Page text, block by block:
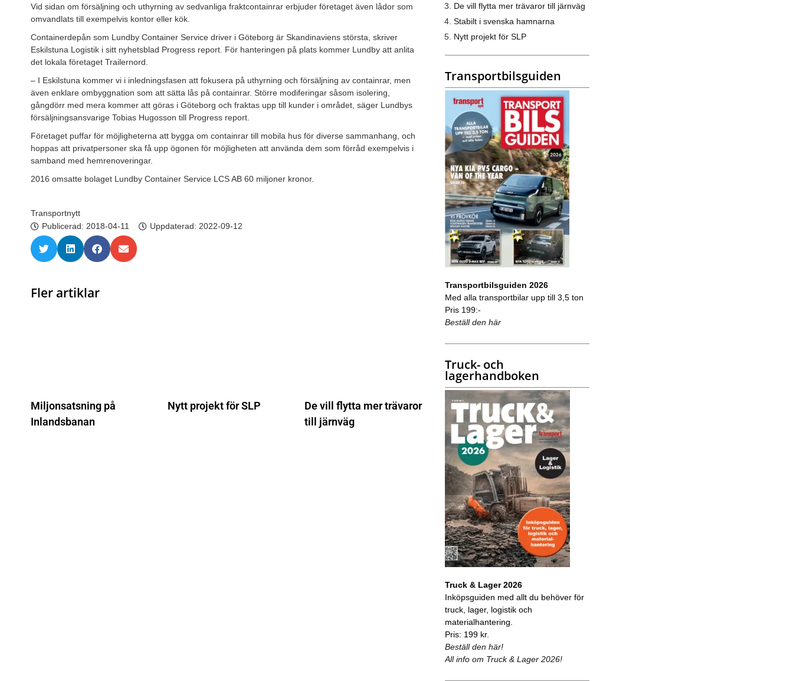
Vid sidan om försäljning och uthyrning av sedvanliga fraktcontainrar erbjuder företaget även lådor som
omvandlats till exempelvis kontor eller kök.
Containerdepån som Lundby Container Service driver i Göteborg är Skandinaviens största, skriver
Eskilstuna Logistik i sitt nyhetsblad Progress report. För hanteringen på plats kommer Lundby att anlita
det lokala företaget Trailernord.
– I Eskilstuna kommer vi i inlednings­fasen att fokusera på uthyrning och försäljning av containrar, men
även enklare ombyggnation som att sätta lås på containrar. Större modiferingar såsom isolering,
gångdörr med mera kommer att göras i Göteborg och fraktas upp till kunder i området, säger Lundbys
försäljningsansvarige Tobias Hugosson till Progress report.
Företaget puffar för möjligheterna att bygga om containrar till mobila hus för diverse sammanhang, och
hoppas att privatpersoner ska få upp ögonen för möjligheten att använda dem som förråd exempelvis i
samband med hemrenoveringar.
2016 omsatte bolaget Lundby Container Service LCS AB 60 miljoner kronor.
Transportnytt
Publicerad: 2018-04-11 Uppdaterad: 2022-09-12
Fler artiklar
Miljonsatsning på
Inlandsbanan
Nytt projekt för SLP
De vill flytta mer trävaror
till järnväg
De vill flytta mer trävaror till järnväg
Stabilt i svenska hamnarna
Nytt projekt för SLP
Transportbilsguiden
Transportbilsguiden 2026
Med alla transportbilar upp till 3,5 ton
Pris 199:-
Beställ den här
Truck- och
lagerhandboken
Truck & Lager 2026
Inköpsguiden med allt du behöver för
truck, lager, logistik och
materialhantering.
Pris: 199 kr.
Beställ den här!
All info om Truck & Lager 2026!